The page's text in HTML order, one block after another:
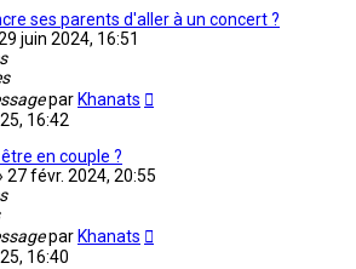
ses parents d'aller à un concert ?
juin 2024, 16:51
par Khanats
16:42
en couple ?
27 févr. 2024, 20:55
par Khanats
16:40